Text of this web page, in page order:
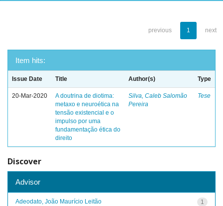
previous 1 next
Item hits:
Issue Date Title Author(s) Type
20-Mar-2020
A doutrina de diotima:
metaxo e neuroética na
tensão existencial e o
impulso por uma
fundamentação ética do
direito
Silva, Caleb Salomão
Pereira
Tese
Discover
Advisor
1
Adeodato, João Maurício Leitão